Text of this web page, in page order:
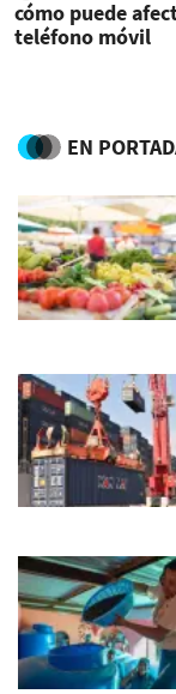
cómo puede
teléfono móvil
EN